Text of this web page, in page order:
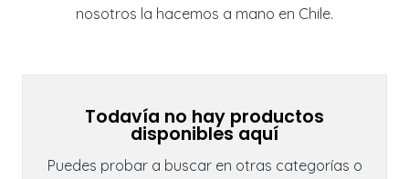
nosotros la hacemos a mano en Chile.
Todavía no hay productos
disponibles aquí
Puedes probar a buscar en otras categorías o